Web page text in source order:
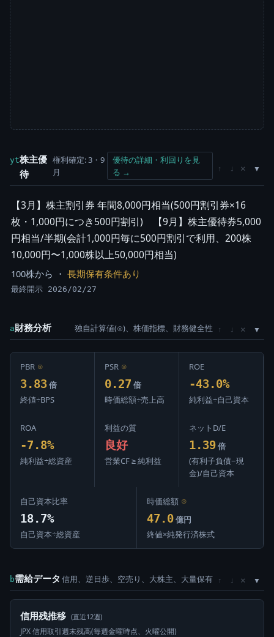
yt株主優
待
権利確定: 3・9
月
優待の詳細・利回りを見
る →
↑ ↓ ×
【3月】株主割引券 年間8,000円相当(500円割引券×16
枚・1,000円につき500円割引) 【9月】株主優待券5,000
円相当/半期(会計1,000円毎に500円割引で利用、200株
10,000円〜1,000株以上50,000円相当)
100株から ・ 長期保有条件あり
最終開示 2026/02/27
a財務分析 独自計算値(⊙)、株価指標、財務健全性 ↑ ↓ ×
PBR ⊙
3.83 倍
終値÷BPS
PSR ⊙
0.27 倍
時価総額÷売上高
ROE
-43.0%
純利益÷自己資本
ROA
-7.8%
純利益÷総資産
利益の質
良好
営業CF ≥ 純利益
ネットD/E
1.39 倍
(有利子負債−現
金)/自己資本
自己資本比率
18.7%
自己資本÷総資産
時価総額 ⊙
47.0 億円
終値×純発行済株式
b需給データ 信用、逆日歩、空売り、大株主、大量保有 ↑ ↓ ×
信用残推移 (直近12週)
JPX 信用取引週末残高(毎週金曜時点、火曜公開)